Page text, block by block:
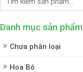
Danh mục sản phẩm
Chưa phân loại
Hoa Bó